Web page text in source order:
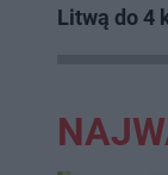
Litwą do 4